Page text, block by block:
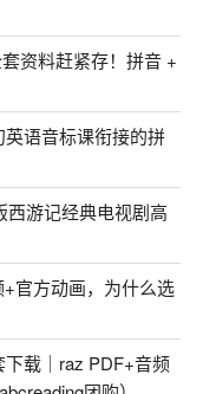
资料赶紧存！拼音 +
语音标课衔接的拼
西游记经典电视剧高
+官方动画，为什么选
下载｜raz PDF+音频